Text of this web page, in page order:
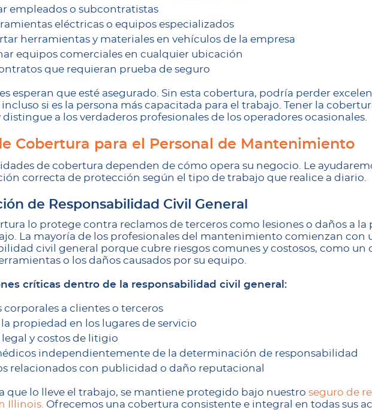
empleados o subcontratistas
eléctricas o equipos especializados
herramientas y materiales en vehículos de la empresa
equipos comerciales en cualquier ubicación
que requieran prueba de seguro
esperan que esté asegurado. Sin esta cobertura, podría perder
incluso si es la persona más capacitada para el trabajo. Tener la
a los verdaderos profesionales de los operadores ocasionales.
Cobertura para el Personal de Mantenimiento
de cobertura dependen de cómo opera su negocio. Le
correcta de protección según el tipo de trabajo que realice a diario.
de Responsabilidad Civil General
lo protege contra reclamos de terceros como lesiones o daños a
La mayoría de los profesionales del mantenimiento comienzan con
civil general porque cubre riesgos comunes y costosos, como un
o los daños causados por su equipo.
críticas dentro de la responsabilidad civil general:
corporales a clientes o terceros
la propiedad en los lugares de servicio
legal y costos de litigio
independientemente de la determinación de responsabilidad
relacionados con publicidad o daño reputacional
que lo lleve el trabajo, se mantiene protegido bajo nuestro seguro de
Illinois. Ofrecemos una cobertura consistente e integral en todas sus